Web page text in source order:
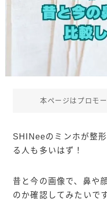
本ページはプロモ
SHINeeのミンホが整
る人も多いはず！
昔と今の画像で、鼻や
のか確認してみたいで